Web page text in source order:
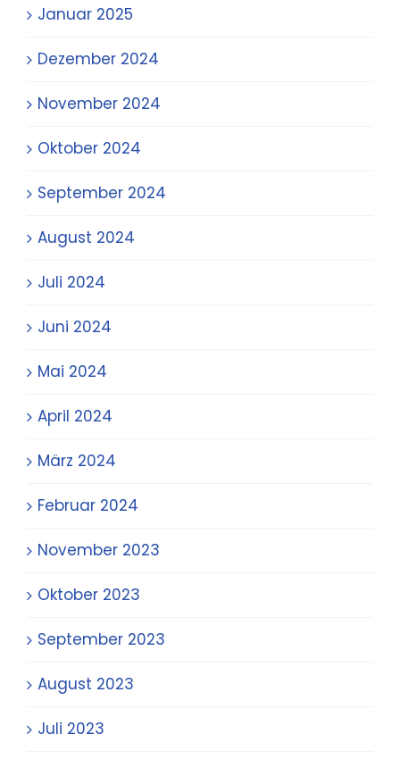
Januar 2025
Dezember 2024
November 2024
Oktober 2024
September 2024
August 2024
Juli 2024
Juni 2024
Mai 2024
April 2024
März 2024
Februar 2024
November 2023
Oktober 2023
September 2023
August 2023
Juli 2023